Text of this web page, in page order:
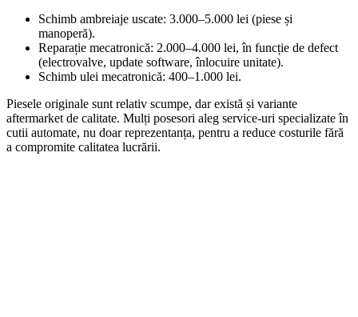
Schimb ambreiaje uscate: 3.000–5.000 lei (piese și
manoperă).
Reparație mecatronică: 2.000–4.000 lei, în funcție de defect
(electrovalve, update software, înlocuire unitate).
Schimb ulei mecatronică: 400–1.000 lei.
Piesele originale sunt relativ scumpe, dar există și variante
aftermarket de calitate. Mulți posesori aleg service-uri specializate în
cutii automate, nu doar reprezentanța, pentru a reduce costurile fără
a compromite calitatea lucrării.